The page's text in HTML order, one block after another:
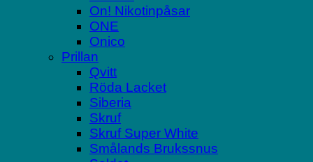
On! Nikotinpåsar
ONE
Onico
Prillan
Qvitt
Röda Lacket
Siberia
Skruf
Skruf Super White
Smålands Brukssnus